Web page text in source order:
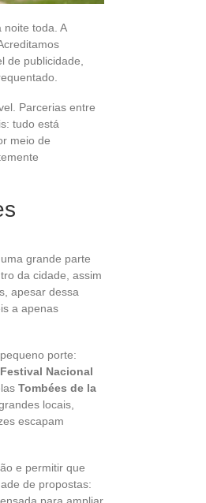
toda. A
de publicidade,
Parcerias entre
tudo está
meio de
grande parte
da cidade, assim
apesar dessa
a apenas
porte:
Festival Nacional
Tombées de la
locais,
escapam
e permitir que
de propostas: